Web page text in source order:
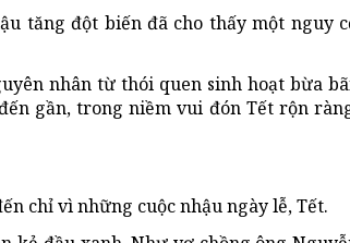
tăng đột biến đã cho thấy một nguy
nhân từ thói quen sinh hoạt bừa
gần, trong niềm vui đón Tết rộn
chỉ vì những cuộc nhậu ngày lễ, Tết.